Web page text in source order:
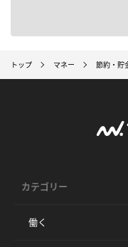
トップ マネー 節約・貯
カテゴリー
働く